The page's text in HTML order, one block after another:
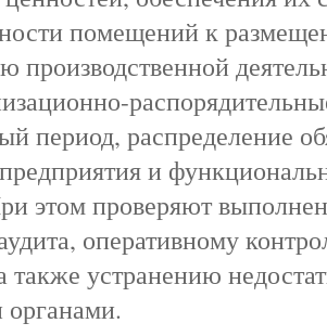
помещений к
производственной
период, распределение
и
этом проверяют
оперативному
также устранению